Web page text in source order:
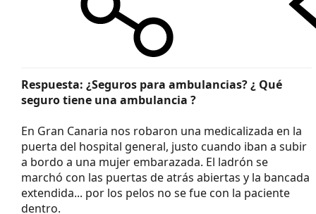
Respuesta: ¿Seguros para ambulancias? ¿ Qué
seguro tiene una ambulancia ?
En Gran Canaria nos robaron una medicalizada en la
puerta del hospital general, justo cuando iban a subir
a bordo a una mujer embarazada. El ladrón se
marchó con las puertas de atrás abiertas y la bancada
extendida... por los pelos no se fue con la paciente
dentro.